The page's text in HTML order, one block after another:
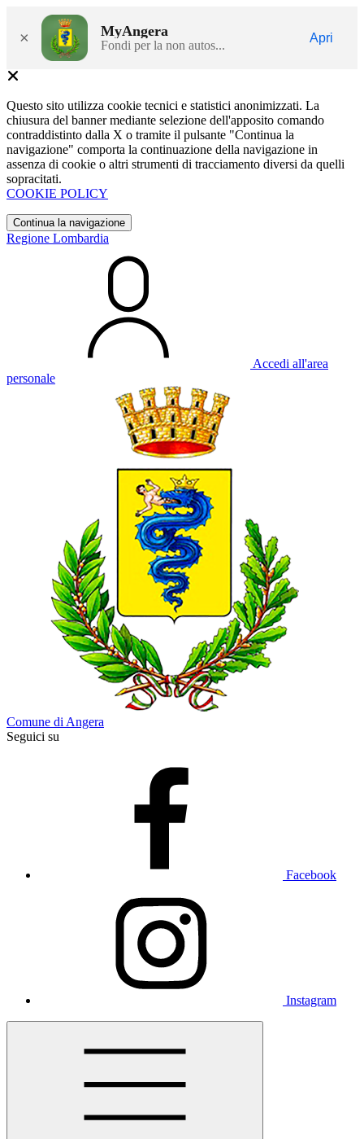
× MyAngera
Fondi per la non autos...
Apri
Questo sito utilizza cookie tecnici e statistici anonimizzati. La
chiusura del banner mediante selezione dell'apposito comando
contraddistinto dalla X o tramite il pulsante "Continua la
navigazione" comporta la continuazione della navigazione in
assenza di cookie o altri strumenti di tracciamento diversi da quelli
sopracitati.
COOKIE POLICY
Continua la navigazione
Regione Lombardia
Accedi all'area
personale
Comune di Angera
Seguici su
Facebook
Instagram